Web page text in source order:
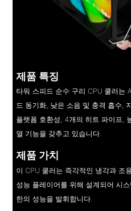
제품 특징
타워 스피드 순수 구리 CPU 쿨러는
드 동기화, 낮은 소음 및 충격 흡수,
플랫폼 호환성, 4개의 히트 파이프,
열 기능을 갖추고 있습니다.
제품 가치
이 CPU 쿨러는 즉각적인 냉각과 조
성능 플레이어를 위해 설계되어 시
한의 성능을 발휘합니다.